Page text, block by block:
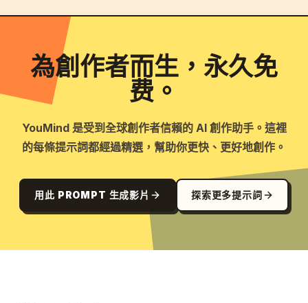
為創作者而生，永久免
费。
YouMind 是受到全球創作者信賴的 AI 創作助手。這裡
的每條提示詞都經過精選，幫助你更快、更好地創作。
用此 PROMPT 生成影片 探索更多提示詞